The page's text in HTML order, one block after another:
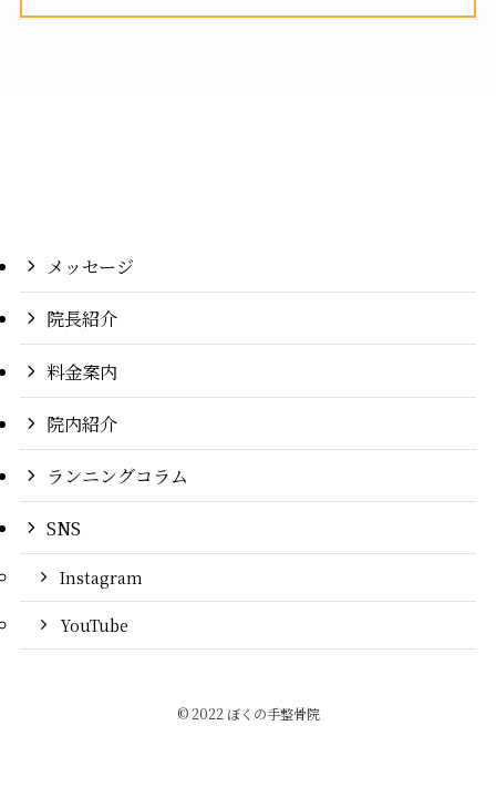
メッセージ
院長紹介
料金案内
院内紹介
ランニングコラム
SNS
Instagram
YouTube
©2022 ぼくの手整骨院